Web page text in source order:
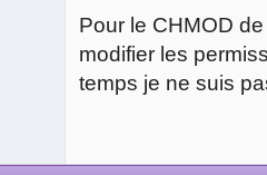
Pour le CHMOD
modifier les
temps je ne suis